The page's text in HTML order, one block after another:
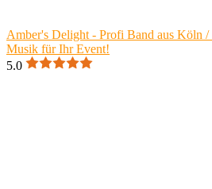
Amber's Delight - Profi Band aus Köln
Musik für Ihr Event!
5.0